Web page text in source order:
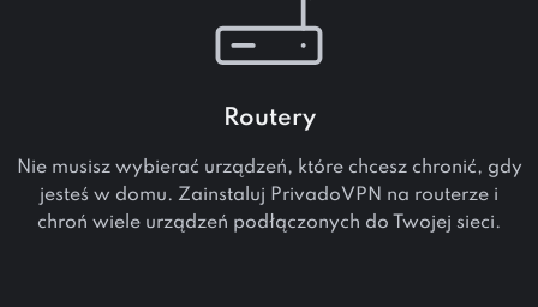
Routery
Nie musisz wybierać urządzeń, które chcesz chronić, gdy
jesteś w domu. Zainstaluj PrivadoVPN na routerze i
chroń wiele urządzeń podłączonych do Twojej sieci.